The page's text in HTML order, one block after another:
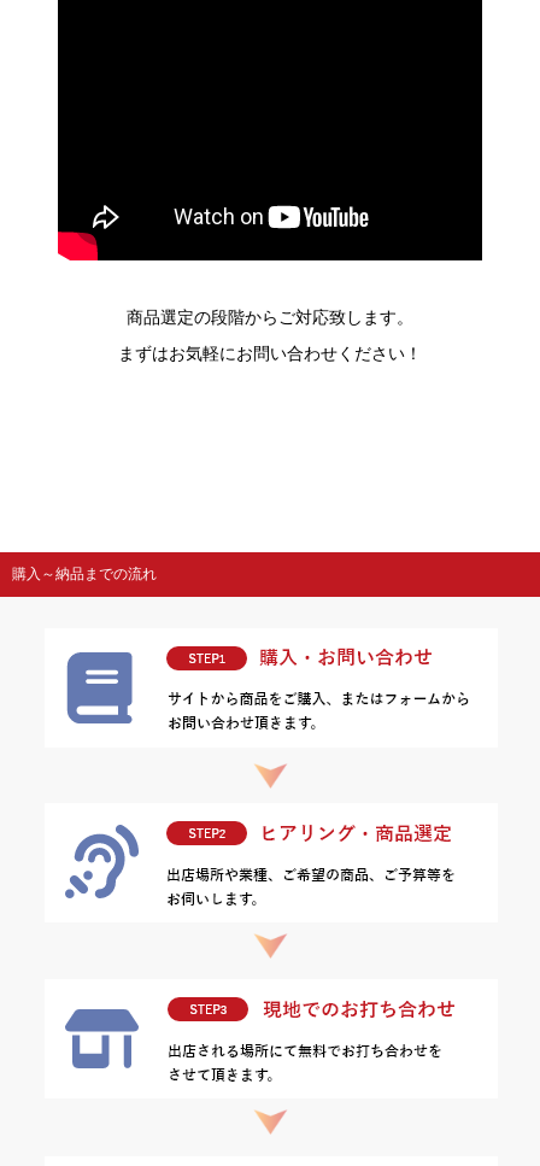
商品選定の段階からご対応致します。
まずはお気軽にお問い合わせください！
購入～納品までの流れ